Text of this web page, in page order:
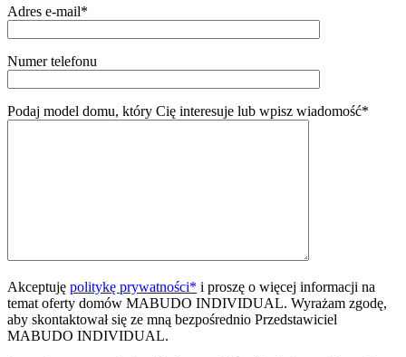
Adres e-mail*
Numer telefonu
Podaj model domu, który Cię interesuje lub wpisz wiadomość*
Akceptuję politykę prywatności* i proszę o więcej informacji na
temat oferty domów MABUDO INDIVIDUAL. Wyrażam zgodę,
aby skontaktował się ze mną bezpośrednio Przedstawiciel
MABUDO INDIVIDUAL.